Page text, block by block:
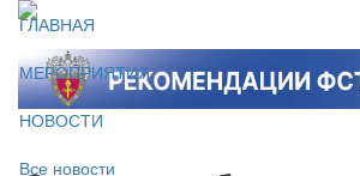
ГЛАВНАЯ
МЕРОПРИЯТИЯ
НОВОСТИ
Все новости